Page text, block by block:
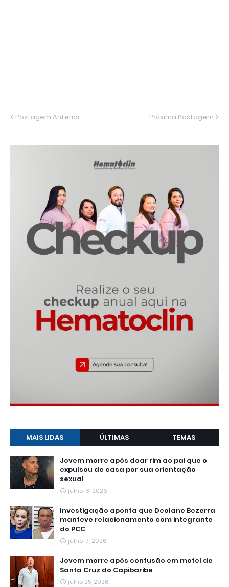
Postagem Anterior Próxima Postagem
MAIS LIDAS ÚLTIMAS TEMAS
Jovem morre após doar rim ao pai que o
expulsou de casa por sua orientação
sexual
julho 13, 2026
Investigação aponta que Deolane Bezerra
manteve relacionamento com integrante
do PCC
julho 17, 2026
Jovem morre após confusão em motel de
Santa Cruz do Capibaribe
julho 25, 2026